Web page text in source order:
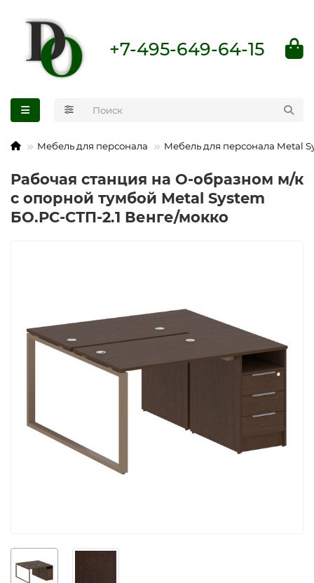
+7-495-649-64-15
Мебель для персонала Мебель для персонала Metal
Рабочая станция на О-образном м/к
с опорной тумбой Metal System
БО.РС-СТП-2.1 Венге/мокко